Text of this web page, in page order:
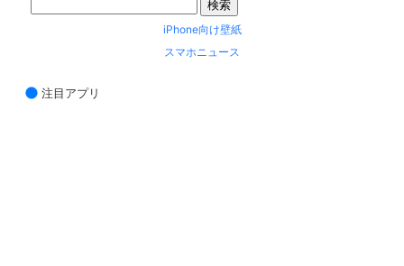
iPhone向け壁紙
スマホニュース
注目アプリ